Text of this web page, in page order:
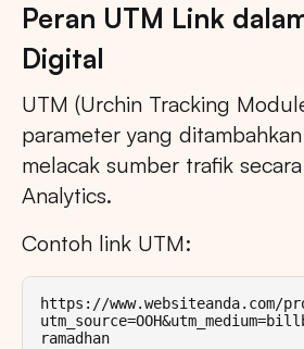
Peran UTM Link
Digital
UTM (Urchin Tracking
parameter yang
melacak sumber trafik
Analytics.
Contoh link UTM:
https://www.websiteanda.com/
ramadhan